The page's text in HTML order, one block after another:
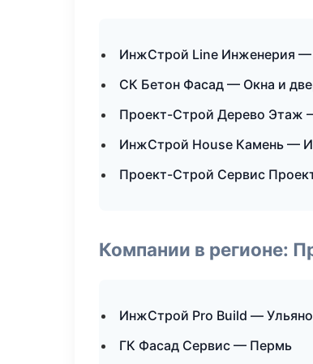
ИнжСтрой Line Инженерия —
СК Бетон Фасад — Окна и
Проект-Строй Дерево Этаж
ИнжСтрой House Камень —
Проект-Строй Сервис
Компании в регионе:
ИнжСтрой Pro Build —
ГК Фасад Сервис — Пермь